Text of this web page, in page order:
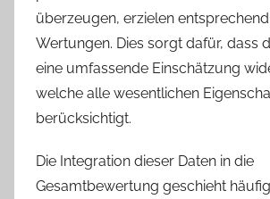
überzeugen, erzielen
Wertungen. Dies sorgt dafür, dass
eine umfassende Einschätzung
welche alle wesentlichen
berücksichtigt.
Die Integration dieser Daten in die
Gesamtbewertung geschieht